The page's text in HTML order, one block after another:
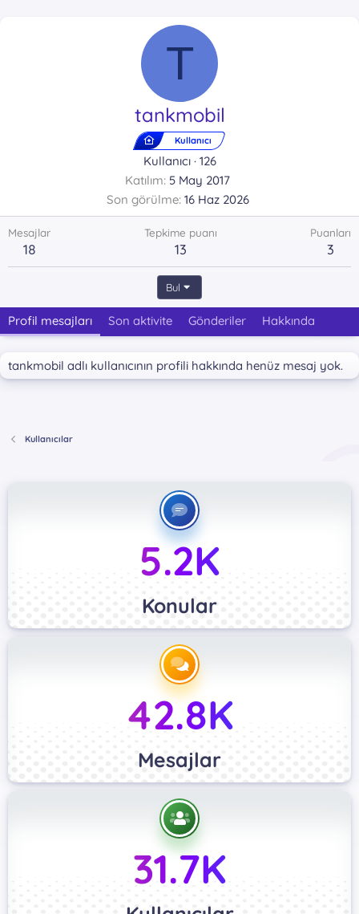
T
tankmobil
Kullanıcı
Kullanıcı ·126
Katılım 5 May 2017
Son görülme 16 Haz 2026
Mesajlar
18
Tepkime puanı
13
Puanları
3
Bul
Profil mesajları Son aktivite Gönderiler Hakkında
tankmobil adlı kullanıcının profili hakkında henüz mesaj yok.
Kullanıcılar
5.2K
Konular
42.8K
Mesajlar
31.7K